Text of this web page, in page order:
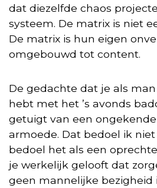
dat diezelfde chaos
systeem. De matrix is niet
De matrix is hun eigen
omgebouwd tot content.
De gedachte dat je als
hebt met het ’s avonds
getuigt van een
armoede. Dat bedoel ik niet
bedoel het als een
je werkelijk gelooft dat
geen mannelijke bezigheid